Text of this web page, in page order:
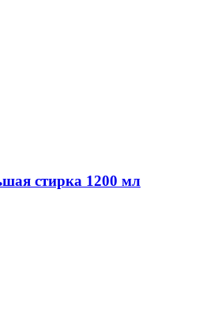
стирка 1200 мл